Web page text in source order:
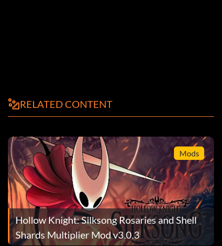
RELATED CONTENT
Mods
Hollow Knight: Silksong Rosaries and Shell
Shards Multiplier Mod v3.0.3